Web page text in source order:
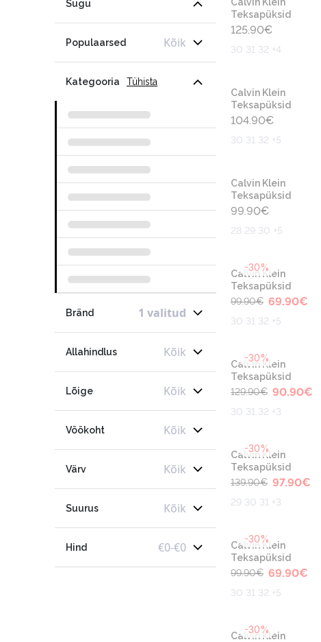
Sugu
Populaarsed Kõik
Kategooria Tühista
Bränd 1 valitud
Allahindlus Kõik
Lõige Kõik
Vöökoht Kõik
Värv Kõik
Suurus Kõik
Hind €0-€0
Teksapüksid
125.90€
30 31 32 +4
Calvin Klein
Teksapüksid
104.90€
30 31 32 +5
Calvin Klein
Teksapüksid
99.90€
28 29 30 +5
-30%
Calvin Klein
Teksapüksid
99.90€ 69.90€
30 31 32 +5
-30%
Calvin Klein
Teksapüksid
129.90€ 90.90€
30 31 32 +3
-30%
Calvin Klein
Teksapüksid
139.90€ 97.90€
29 30 31 +3
-30%
Calvin Klein
Teksapüksid
99.90€ 69.90€
30 31 32 +5
-30%
Calvin Klein